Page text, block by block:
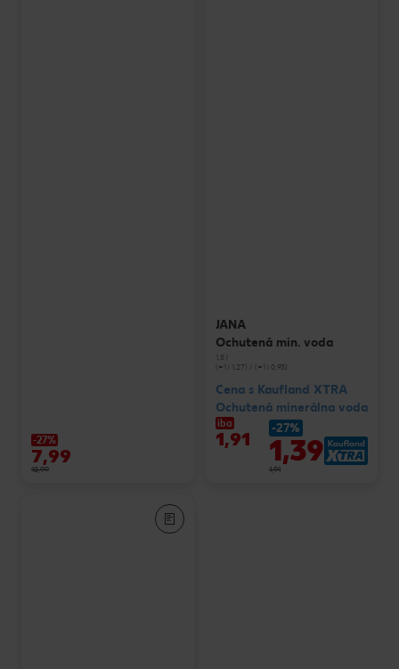
-27%
7,99
10,99
JANA
Ochutená min. voda
1,5 l
(=1 l 1,27) / (=1 l 0,93)
Cena s Kaufland XTRA
Ochutená minerálna voda
iba
1,91 -27%
1,39
1,91